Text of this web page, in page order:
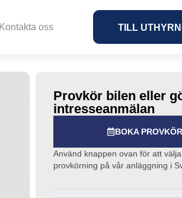
Kontakta oss TILL
Provkör bilen eller
intresseanmälan
BOKA
Använd knappen ovan för att
provkörning på vår anläggning i